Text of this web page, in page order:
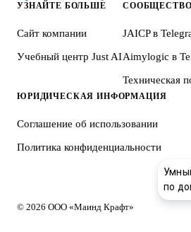
УЗНАЙТЕ БОЛЬШЕ
Сайт компании
Учебный центр Just AI
СООБЩЕСТВО
JAICP в
Aimylogic в
Техническая
ЮРИДИЧЕСКАЯ ИНФОРМАЦИЯ
Соглашение об использовании
Политика конфиденциальности
© 2026 ООО «Маинд Крафт»
по